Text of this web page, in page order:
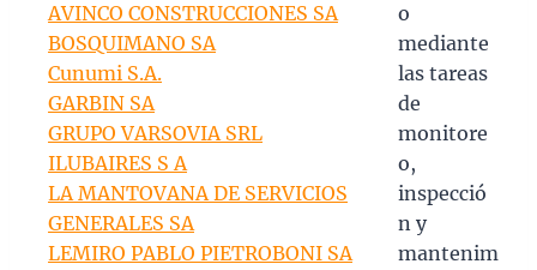
AVINCO CONSTRUCCIONES SA
BOSQUIMANO SA
Cunumi S.A.
GARBIN SA
GRUPO VARSOVIA SRL
ILUBAIRES S A
LA MANTOVANA DE SERVICIOS
GENERALES SA
LEMIRO PABLO PIETROBONI SA
o
mediante
las tareas
de
monitore
o,
inspecció
n y
mantenim